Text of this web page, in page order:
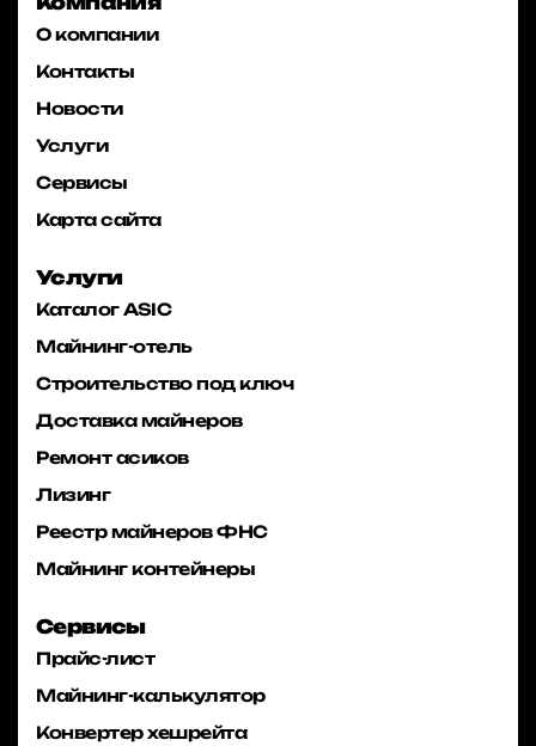
О компании
Контакты
Новости
Услуги
Сервисы
Карта сайта
Услуги
Каталог ASIC
Майнинг-отель
Строительство под ключ
Доставка майнеров
Ремонт асиков
Лизинг
Реестр майнеров ФНС
Майнинг контейнеры
Сервисы
Прайс-лист
Майнинг-калькулятор
Конвертер хешрейта